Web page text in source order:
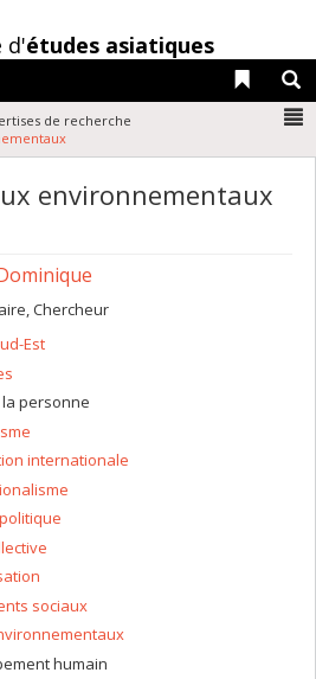
d'études asiatiques
Liens
de recherche
environnementaux
Chercheur
Est
personne
internationale
sociaux
humain